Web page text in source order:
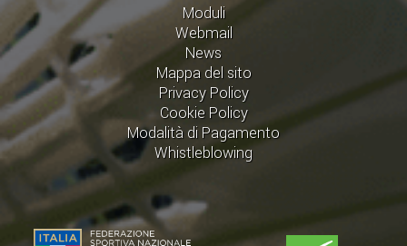
Moduli
Webmail
News
Mappa del sito
Privacy Policy
Cookie Policy
Modalità di Pagamento
Whistleblowing
LINE
ASSICURAZIONE
MODULI
AFFILIARE UN ESD
GARE ED EVENTI
CALENDARIO